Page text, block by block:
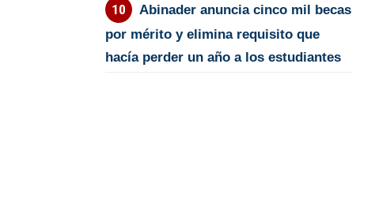
Abinader anuncia cinco mil becas
por mérito y elimina requisito que
hacía perder un año a los estudiantes